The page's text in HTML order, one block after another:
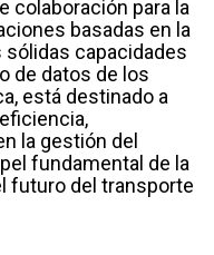
colaboración para la
basadas en la
sólidas capacidades
de datos de los
está destinado a
la gestión del
fundamental de la
futuro del transporte